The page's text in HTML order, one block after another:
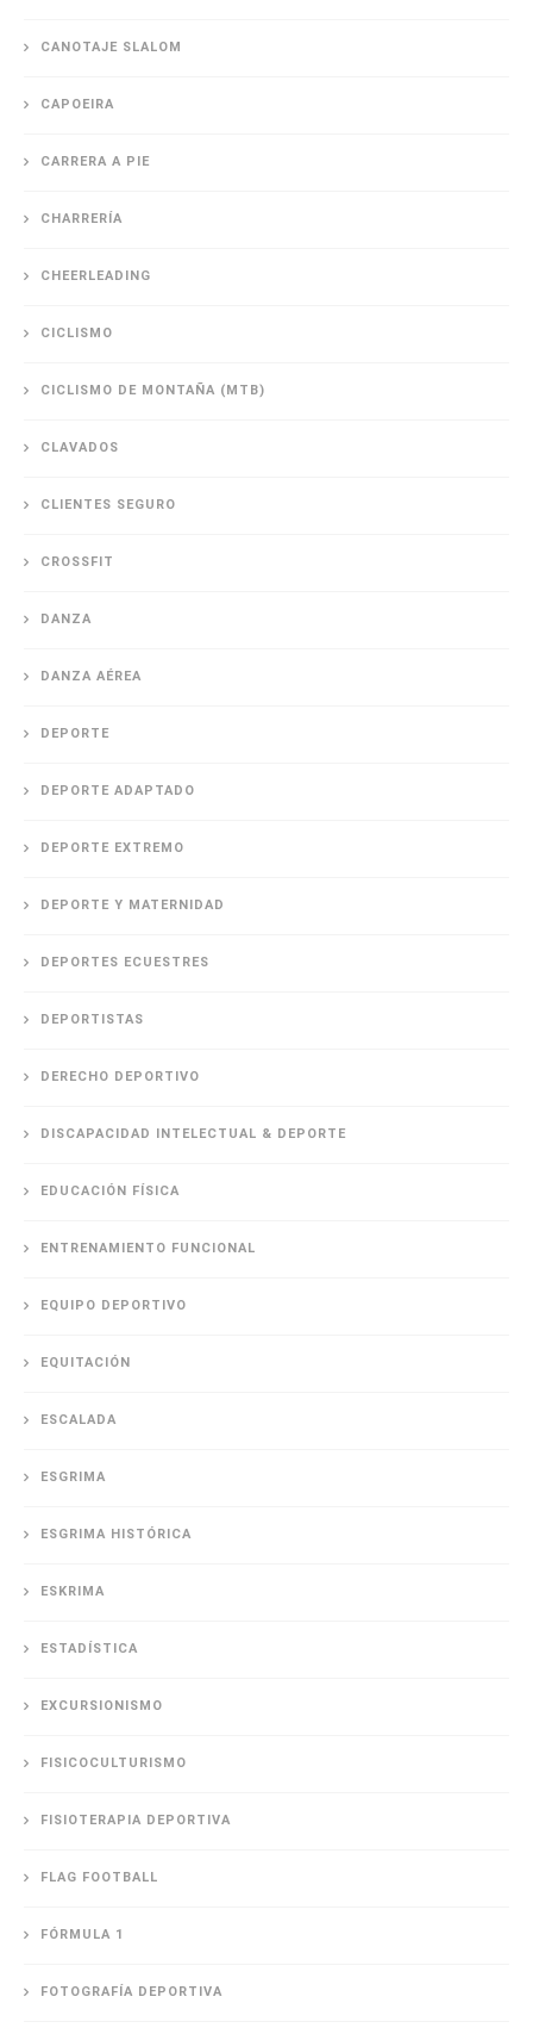
CANOTAJE SLALOM
CAPOEIRA
CARRERA A PIE
CHARRERÍA
CHEERLEADING
CICLISMO
CICLISMO DE MONTAÑA (MTB)
CLAVADOS
CLIENTES SEGURO
CROSSFIT
DANZA
DANZA AÉREA
DEPORTE
DEPORTE ADAPTADO
DEPORTE EXTREMO
DEPORTE Y MATERNIDAD
DEPORTES ECUESTRES
DEPORTISTAS
DERECHO DEPORTIVO
DISCAPACIDAD INTELECTUAL & DEPORTE
EDUCACIÓN FÍSICA
ENTRENAMIENTO FUNCIONAL
EQUIPO DEPORTIVO
EQUITACIÓN
ESCALADA
ESGRIMA
ESGRIMA HISTÓRICA
ESKRIMA
ESTADÍSTICA
EXCURSIONISMO
FISICOCULTURISMO
FISIOTERAPIA DEPORTIVA
FLAG FOOTBALL
FÓRMULA 1
FOTOGRAFÍA DEPORTIVA